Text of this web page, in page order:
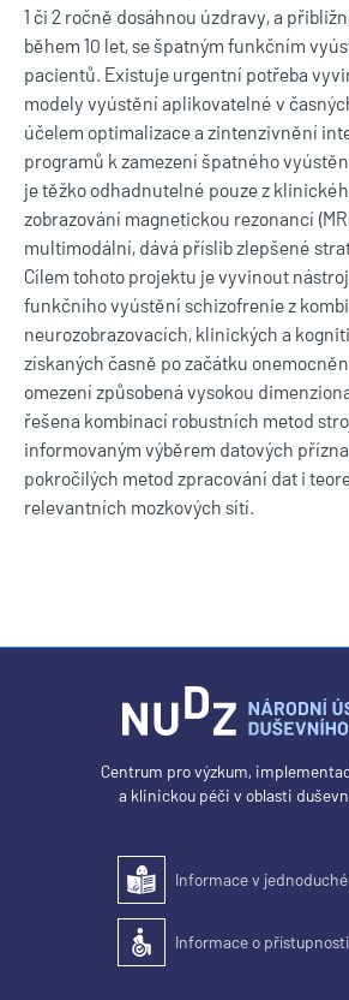
1 či 2 ročně dosáhnou úzdravy, a
během 10 let, se špatným funkčním
pacientů. Existuje urgentní potřeba
modely vyústění aplikovatelné v
účelem optimalizace a zintenzivnění
programů k zamezení špatného
je těžko odhadnutelné pouze z
zobrazování magnetickou rezonancí
multimodální, dává příslib zlepšené
Cílem tohoto projektu je vyvinout
funkčního vyústění schizofrenie z
neurozobrazovacích, klinických a
získaných časně po začátku
omezení způsobená vysokou
řešena kombinací robustních metod
informovaným výběrem datových
pokročilých metod zpracování dat i
relevantních mozkových sítí.
Centrum pro výzkum,
a klinickou péči v oblasti
Snadné čtení
Informace v
Přístupnost budovy pro
Informace o